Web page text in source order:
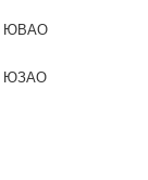
ЮВАО
ЮЗАО